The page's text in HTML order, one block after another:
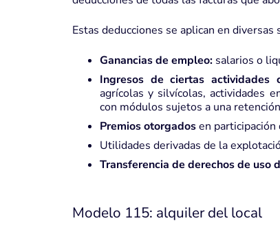
Estas deducciones se aplican en diversas
Ganancias de empleo:salarios o
Ingresos de ciertas actividades
agrícolas y silvícolas, actividades
con módulos sujetos a una
Premios otorgadosen participación
Utilidades derivadas de la
Transferencia de derechos de uso
Modelo 115: alquiler del local